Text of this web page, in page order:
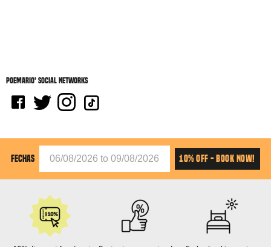
Poemario' social networks
FECHAS 10% OFF - BOOK NOW!